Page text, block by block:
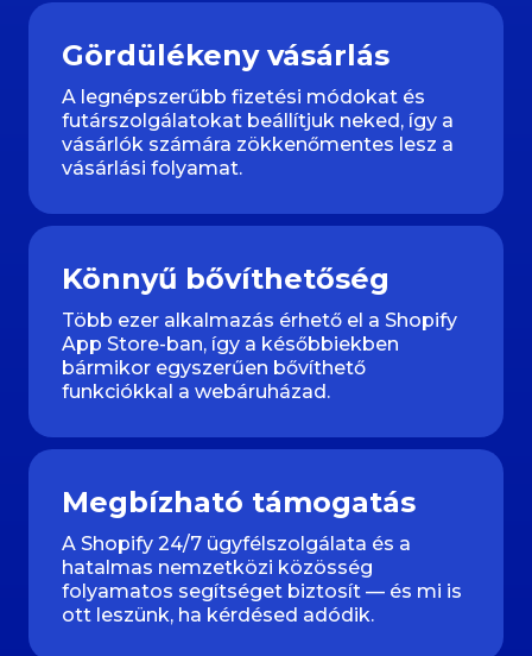
Gördülékeny vásárlás
A legnépszerűbb fizetési módokat és
futárszolgálatokat beállítjuk neked, így a
vásárlók számára zökkenőmentes lesz a
vásárlási folyamat.
Könnyű bővíthetőség
Több ezer alkalmazás érhető el a Shopify
App Store-ban, így a későbbiekben
bármikor egyszerűen bővíthető
funkciókkal a webáruházad.
Megbízható támogatás
A Shopify 24/7 ügyfélszolgálata és a
hatalmas nemzetközi közösség
folyamatos segítséget biztosít — és mi is
ott leszünk, ha kérdésed adódik.